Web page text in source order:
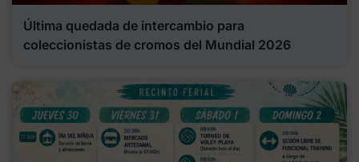
Última quedada de intercambio para
coleccionistas de cromos del Mundial 2026